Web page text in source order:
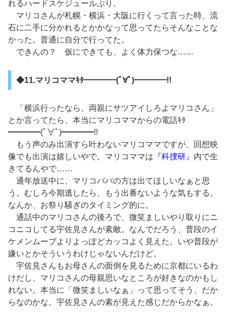
れるハードスケジュールぶり。
マリコさんが札幌・横浜・大阪に行くって言った時、流
石に二手に分かれるとかかなって思ってたらそんなことな
かった。普通に自分で行ってた。
できんの？ 仮にできても、よく体力保つな……
◆11.マリコママｷﾀ━━━━(ﾟ∀ﾟ)━━━━!!
「横浜行ったなら、両親にサツアイしろよマリコさん」
とか言ってたら、本当にマリコママからの電話ｷﾀ
━━━━(ﾟ∀ﾟ)━━━━!!
もう声のみ出演すら叶わないマリコママですが、回想映
像でも出演は嬉しいやで。マリコママは 『科捜研』 内で生
きてるんやで……
通年放送中に、マリコパパの方は出てほしいなぁと思
う。むしろ今期逃したら、もう出番ないような気もする。
なんか、お祭り騒ぎのタイミング的に。
通話中のマリコさんの後ろで、微笑ましいやり取りにニ
コニコしてる宇佐見さんが素敵。なんでだろう、普段のイ
ケメンムーブよりよっぽどカッコよく見えた。いや普段が
嫌いとかそういうわけじゃないんだけど。
宇佐見さんもお母さんの面倒を見るために京都にいるわ
けだし、マリコさんの母親思いなところが好きなのかもし
れない。本当に「微笑ましいなぁ」って思ってそう、だか
らなのかな。宇佐見さんの素が見えた感じだからかなぁ。